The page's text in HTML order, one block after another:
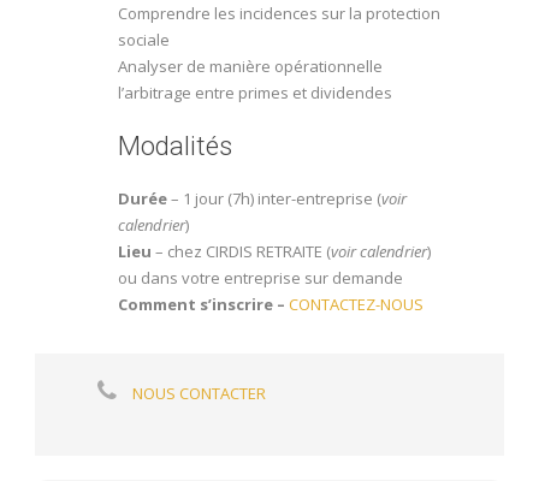
Comprendre les incidences sur la protection
sociale
Analyser de manière opérationnelle
l’arbitrage entre primes et dividendes
Modalités
Durée– 1 jour (7h) inter-entreprise (voir
calendrier)
Lieu – chez CIRDIS RETRAITE (voir calendrier)
ou dans votre entreprise sur demande
Comment s’inscrire – CONTACTEZ-NOUS
NOUS CONTACTER